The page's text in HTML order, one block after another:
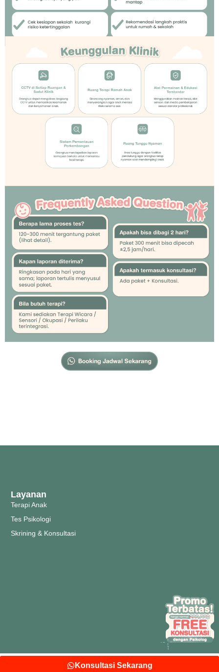
Konsultasi Sekarang
Layanan
Terapi Anak
Tes Psikologi
Skrining & Konsultasi
©2026 Pusat Layanan Terapi Anak Tumbuh Plus